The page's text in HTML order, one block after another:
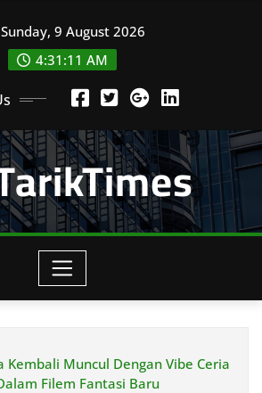
Sunday, 9 August 2026
4:31:12 AM
Kembali Muncul Dengan Vibe Ceria
Filem Fantasi Baru